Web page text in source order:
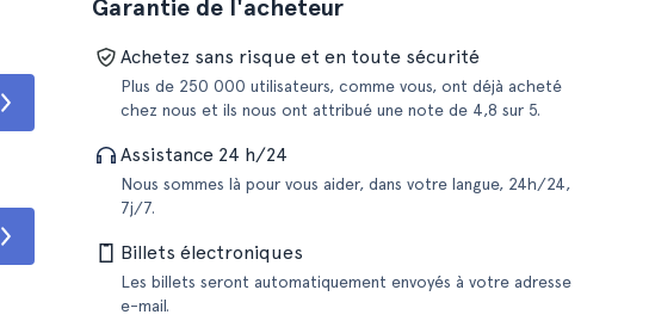
Garantie de l'acheteur
Achetez sans risque et en toute sécurité
Plus de 250 000 utilisateurs, comme vous, ont déjà acheté
chez nous et ils nous ont attribué une note de 4,8 sur 5.
Assistance 24 h/24
Nous sommes là pour vous aider, dans votre langue, 24h/24,
7j/7.
Billets électroniques
Les billets seront automatiquement envoyés à votre adresse
e-mail.